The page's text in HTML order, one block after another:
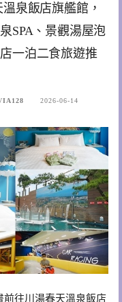
泉飯店旗艦館，
SPA、景觀湯屋泡
一泊二食旅遊推
2026-06-14
前往川湯春天溫泉飯店